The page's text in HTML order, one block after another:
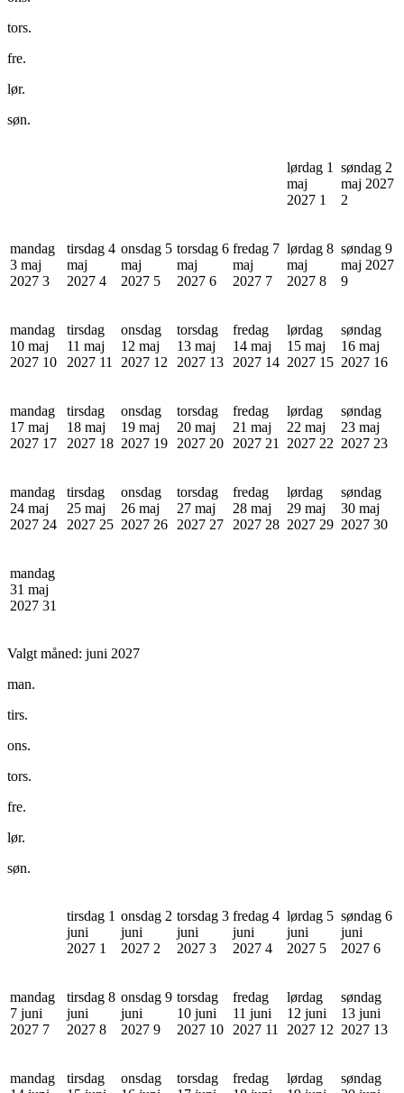
tors.
fre.
lør.
søn.
lørdag 1
maj
2027 1
søndag 2
maj 2027
2
mandag
3 maj
2027 3
tirsdag 4
maj
2027 4
onsdag 5
maj
2027 5
torsdag 6
maj
2027 6
fredag 7
maj
2027 7
lørdag 8
maj
2027 8
søndag 9
maj 2027
9
mandag
10 maj
2027 10
tirsdag
11 maj
2027 11
onsdag
12 maj
2027 12
torsdag
13 maj
2027 13
fredag
14 maj
2027 14
lørdag
15 maj
2027 15
søndag
16 maj
2027 16
mandag
17 maj
2027 17
tirsdag
18 maj
2027 18
onsdag
19 maj
2027 19
torsdag
20 maj
2027 20
fredag
21 maj
2027 21
lørdag
22 maj
2027 22
søndag
23 maj
2027 23
mandag
24 maj
2027 24
tirsdag
25 maj
2027 25
onsdag
26 maj
2027 26
torsdag
27 maj
2027 27
fredag
28 maj
2027 28
lørdag
29 maj
2027 29
søndag
30 maj
2027 30
mandag
31 maj
2027 31
Valgt måned: juni 2027
man.
tirs.
ons.
tors.
fre.
lør.
søn.
tirsdag 1
juni
2027 1
onsdag 2
juni
2027 2
torsdag 3
juni
2027 3
fredag 4
juni
2027 4
lørdag 5
juni
2027 5
søndag 6
juni
2027 6
mandag
7 juni
2027 7
tirsdag 8
juni
2027 8
onsdag 9
juni
2027 9
torsdag
10 juni
2027 10
fredag
11 juni
2027 11
lørdag
12 juni
2027 12
søndag
13 juni
2027 13
mandag
tirsdag
onsdag
torsdag
fredag
lørdag
søndag